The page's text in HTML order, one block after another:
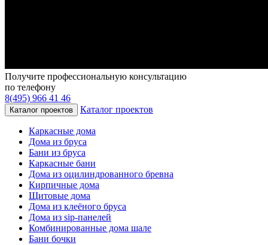
Получите профессиональную консультацию
по телефону
8(495) 966 41 46
Каталог проектов Каталог проектов
Каркасные дома
Дома из бруса
Бани из бруса
Каркасные бани
Дома из оцилиндрованного бревна
Кирпичные дома
Щитовые дома
Дома из клеёного бруса
Дома из sip-панелей
Комбинированные дома шале
Бани бочки